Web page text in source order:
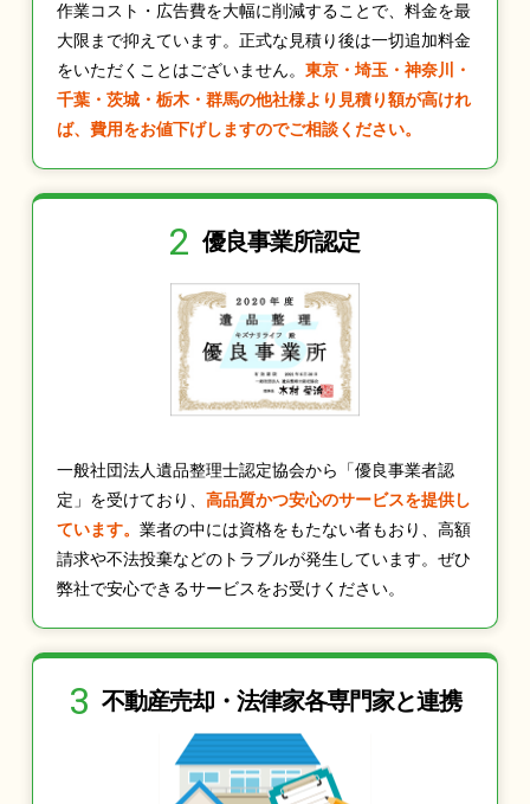
作業コスト・広告費を大幅に削減することで、料金を最
大限まで抑えています。正式な見積り後は一切追加料金
をいただくことはございません。 東京・埼玉・神奈川・
千葉・茨城・栃木・群馬の他社様より見積り額が高けれ
ば、費用をお値下げしますのでご相談ください。
2 優良事業所認定
一般社団法人遺品整理士認定協会から「優良事業者認
定」を受けており、 高品質かつ安心のサービスを提供し
ています。 業者の中には資格をもたない者もおり、高額
請求や不法投棄などのトラブルが発生しています。ぜひ
弊社で安心できるサービスをお受けください。
3 不動産売却・法律家各専門家と連携